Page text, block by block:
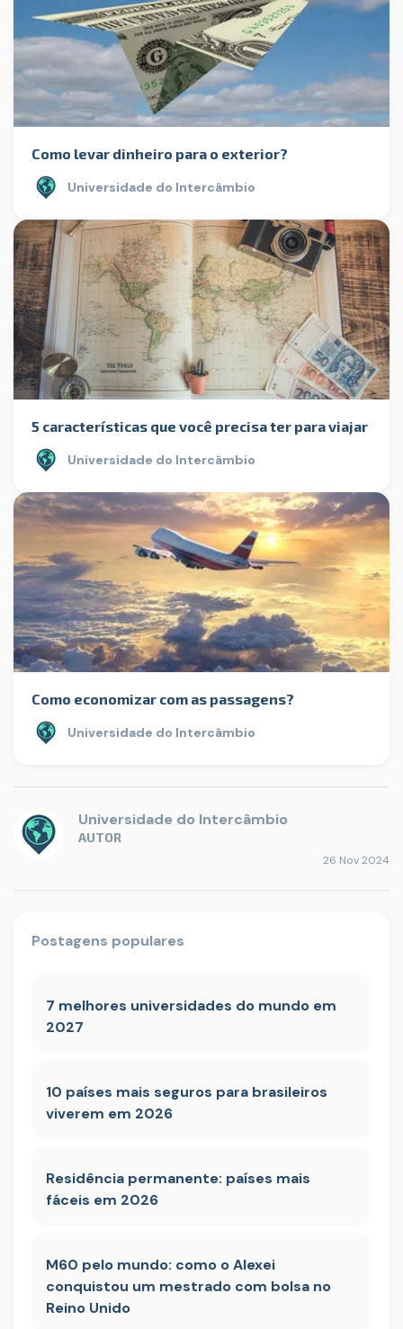
Como levar dinheiro para o exterior?
Universidade do Intercâmbio
5 características que você precisa ter para viajar
Universidade do Intercâmbio
Como economizar com as passagens?
Universidade do Intercâmbio
Universidade do Intercâmbio
AUTOR
26 Nov 2024
Postagens populares
7 melhores universidades do mundo em
2027
10 países mais seguros para brasileiros
viverem em 2026
Residência permanente: países mais
fáceis em 2026
M60 pelo mundo: como o Alexei
conquistou um mestrado com bolsa no
Reino Unido